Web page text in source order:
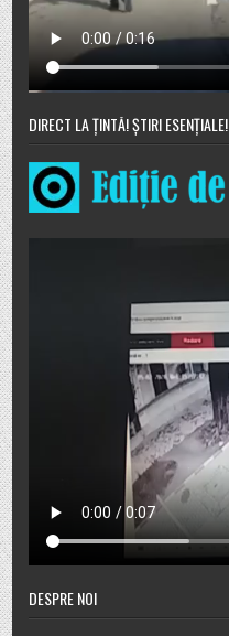
DIRECT LA ȚINTĂ! ȘTIRI ESENȚIALE!
DESPRE NOI